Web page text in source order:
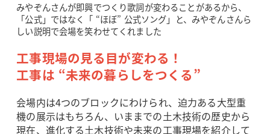
みやぞんさんが即興でつくり歌詞が変わることがあるから、
「公式」ではなく「 “ほぼ” 公式ソング」と、みやぞんさんら
しい説明で会場を笑わせてくれました
工事現場の見る目が変わる！
工事は “未来の暮らしをつくる”
会場内は4つのブロックにわけられ、迫力ある大型重
機の展示はもちろん、いままでの土木技術の歴史から
現在、進化する土木技術や未来の工事現場を紹介して